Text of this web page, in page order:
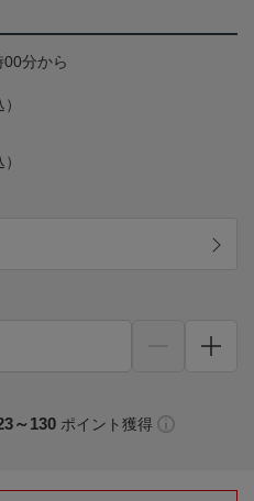
分から
～130 ポイント獲得